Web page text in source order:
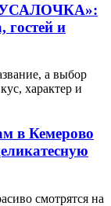
гостей и
а выбор
характер и
в Кемерово
смотрятся на